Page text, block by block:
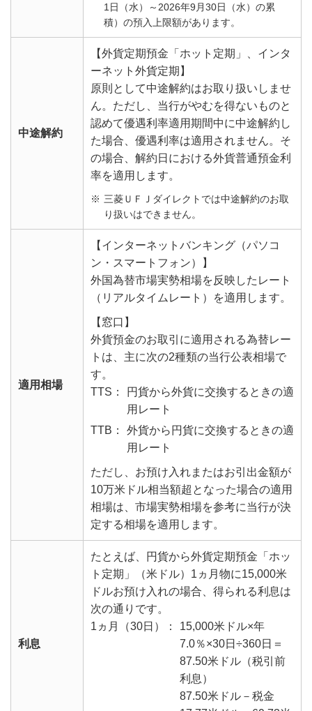
1日（水）～2026年9月30日（水）の累
積）の預入上限額があります。
中途解約
【外貨定期預金「ホット定期」、インタ
ーネット外貨定期】
原則として中途解約はお取り扱いしませ
ん。ただし、当行がやむを得ないものと
認めて優遇利率適用期間中に中途解約し
た場合、優遇利率は適用されません。そ
の場合、解約日における外貨普通預金利
率を適用します。
三菱ＵＦＪダイレクトでは中途解約のお取
り扱いはできません。
適用相場
【インターネットバンキング（パソコ
ン・スマートフォン）】
外国為替市場実勢相場を反映したレート
（リアルタイムレート）を適用します。
【窓口】
外貨預金のお取引に適用される為替レー
トは、主に次の2種類の当行公表相場で
す。
TTS：
円貨から外貨に交換するときの適
用レート
TTB：
外貨から円貨に交換するときの適
用レート
ただし、お預け入れまたはお引出金額が
10万米ドル相当額超となった場合の適用
相場は、市場実勢相場を参考に当行が決
定する相場を適用します。
利息
たとえば、円貨から外貨定期預金「ホッ
ト定期」（米ドル）1ヵ月物に15,000米
ドルお預け入れの場合、得られる利息は
次の通りです。
1ヵ月（30日）：
15,000米ドル×年
7.0％×30日÷360日＝
87.50米ドル（税引前
利息）
87.50米ドル－税金